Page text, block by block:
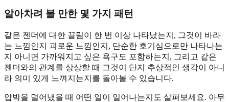
알아차려 볼 만한 몇 가지 패턴
같은 젠더에 대한 끌림이 한 번 이상 나타났는지, 그것이 바라
는 느낌인지 괴로운 느낌인지, 단순한 호기심으로만 나타나는
지 아니면 가까워지고 싶은 욕구도 포함하는지, 그리고 같은
젠더와의 관계를 상상할 때 그것이 단지 추상적인 생각이 아니
라 의미 있게 느껴지는지를 돌아볼 수 있습니다.
압박을 덜어냈을 때 어떤 일이 일어나는지도 살펴보세요. 아무